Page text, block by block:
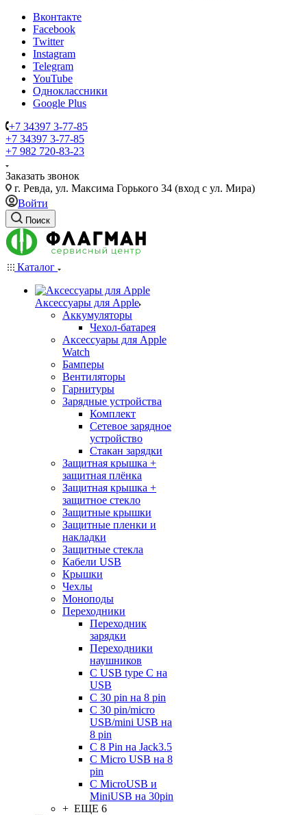
Вконтакте
Facebook
Twitter
Instagram
Telegram
YouTube
Одноклассники
Google Plus
+7 34397 3-77-85
+7 34397 3-77-85
+7 982 720-83-23
Заказать звонок
г. Ревда, ул. Максима Горького 34 (вход с ул. Мира)
Войти
Поиск
Каталог
Аксессуары для Apple
Аккумуляторы
Чехол-батарея
Аксессуары для Apple
Watch
Бамперы
Вентиляторы
Гарнитуры
Зарядные устройства
Комплект
Сетевое зарядное
устройство
Стакан зарядки
Защитная крышка +
защитная плёнка
Защитная крышка +
защитное стекло
Защитные крышки
Защитные пленки и
накладки
Защитные стекла
Кабели USB
Крышки
Чехлы
Моноподы
Переходники
Переходник
зарядки
Переходники
наушников
С USB type C на
USB
С 30 pin на 8 pin
С 30 pin/micro
USB/mini USB на
8 pin
С 8 Pin на Jack3.5
С Micro USB на 8
pin
С MicroUSB и
MiniUSB на 30pin
+ ЕЩЕ 6